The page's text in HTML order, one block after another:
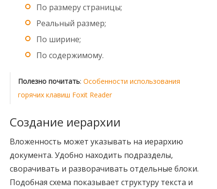
По размеру страницы;
Реальный размер;
По ширине;
По содержимому.
Полезно почитать: Особенности использования
горячих клавиш Foxit Reader
Создание иерархии
Вложенность может указывать на иерархию
документа. Удобно находить подразделы,
сворачивать и разворачивать отдельные блоки.
Подобная схема показывает структуру текста и